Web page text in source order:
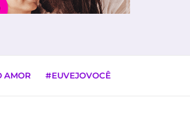
AMOR #EUVEJOVOCÊ